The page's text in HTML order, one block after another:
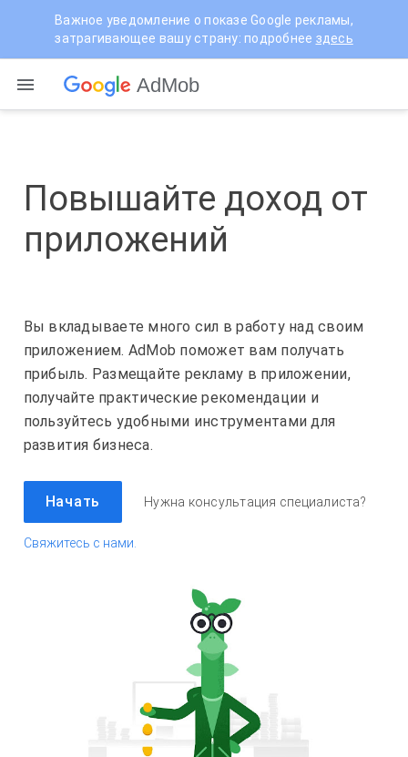
Важное уведомление o показe Google рекламы,
затрагивающее вашу страну: подробнее здесь
AdMob
Повышайте доход от
приложений
Вы вкладываете много сил в работу над своим
приложением. AdMob поможет вам получать
прибыль. Размещайте рекламу в приложении,
получайте практические рекомендации и
пользуйтесь удобными инструментами для
развития бизнеса.
Начать Нужна консультация специалиста?
Свяжитесь с нами.